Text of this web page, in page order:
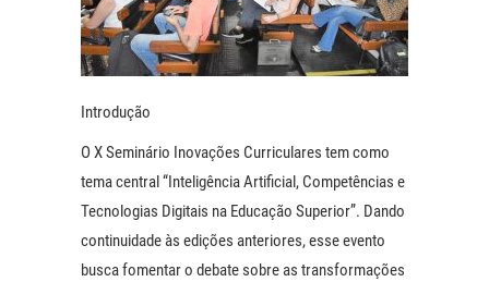
Introdução
O X Seminário Inovações Curriculares tem como
tema central “Inteligência Artificial, Competências e
Tecnologias Digitais na Educação Superior”. Dando
continuidade às edições anteriores, esse evento
busca fomentar o debate sobre as transformações